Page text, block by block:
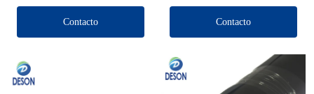
Contacto Contacto